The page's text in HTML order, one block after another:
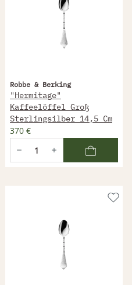
Robbe & Berking
"Hermitage"
Kaffeelöffel Groß
Sterlingsilber 14,5 Cm
370 €